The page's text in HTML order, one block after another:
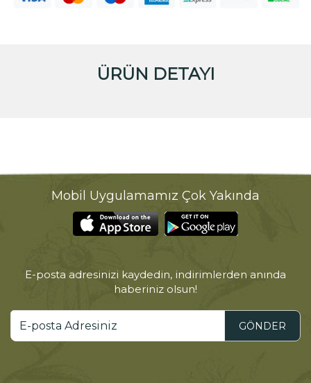
ÜRÜN DETAYI
Mobil Uygulamamız Çok Yakında
E-posta adresinizi kaydedin, indirimlerden anında
haberiniz olsun!
GÖNDER